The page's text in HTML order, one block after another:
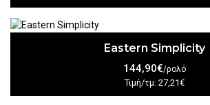
Eastern Simplicity
144,90€/ρολό
Τιμή/τμ: 27,21€